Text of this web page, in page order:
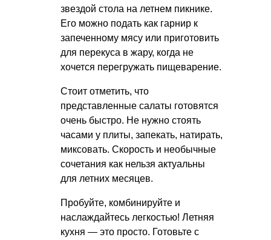
звездой стола на летнем пикнике.
Его можно подать как гарнир к
запеченному мясу или приготовить
для перекуса в жару, когда не
хочется перегружать пищеварение.
Стоит отметить, что
представленные салаты готовятся
очень быстро. Не нужно стоять
часами у плиты, запекать, натирать,
миксовать. Скорость и необычные
сочетания как нельзя актуальны
для летних месяцев.
Пробуйте, комбинируйте и
наслаждайтесь легкостью! Летняя
кухня — это просто. Готовьте с